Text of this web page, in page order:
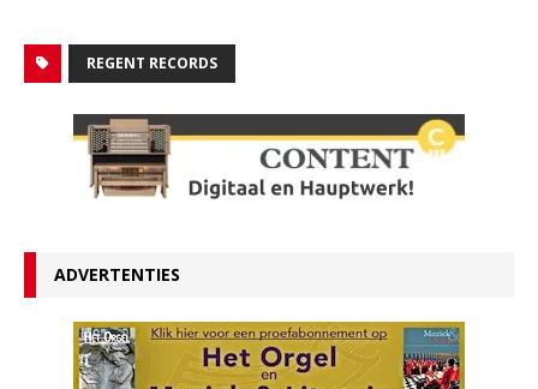
REGENT RECORDS
ADVERTENTIES